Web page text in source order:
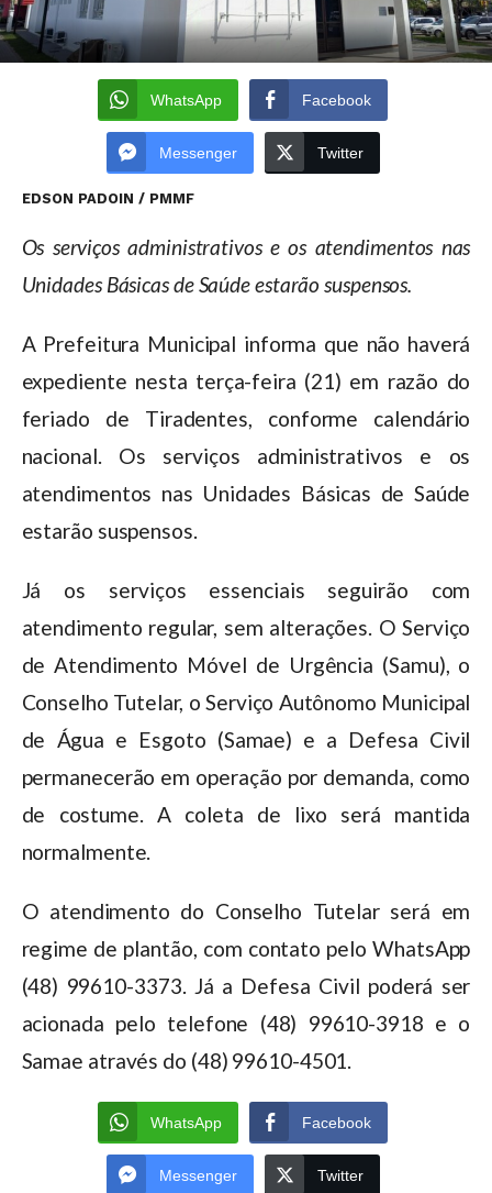
WhatsApp Facebook
Messenger Twitter
EDSON PADOIN / PMMF
Os serviços administrativos e os atendimentos nas
Unidades Básicas de Saúde estarão suspensos.
A Prefeitura Municipal informa que não haverá
expediente nesta terça-feira (21) em razão do
feriado de Tiradentes, conforme calendário
nacional. Os serviços administrativos e os
atendimentos nas Unidades Básicas de Saúde
estarão suspensos.
Já os serviços essenciais seguirão com
atendimento regular, sem alterações. O Serviço
de Atendimento Móvel de Urgência (Samu), o
Conselho Tutelar, o Serviço Autônomo Municipal
de Água e Esgoto (Samae) e a Defesa Civil
permanecerão em operação por demanda, como
de costume. A coleta de lixo será mantida
normalmente.
O atendimento do Conselho Tutelar será em
regime de plantão, com contato pelo WhatsApp
(48) 99610-3373. Já a Defesa Civil poderá ser
acionada pelo telefone (48) 99610-3918 e o
Samae através do (48) 99610-4501.
WhatsApp Facebook
Messenger Twitter